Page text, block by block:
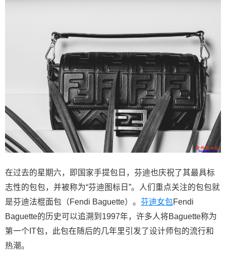
在过去的星期六，即国家手提包日，芬迪也庆祝了其最具标
志性的包包，并被称为“芬迪图标日”。人们重点关注的包包就
是芬迪法棍面包（Fendi Baguette）。 芬迪女包Fendi
Baguette的历史可以追溯到1997年，许多人将Baguette称为
第一个IT包，此包在随后的几年里引发了设计师包的流行和
热潮。